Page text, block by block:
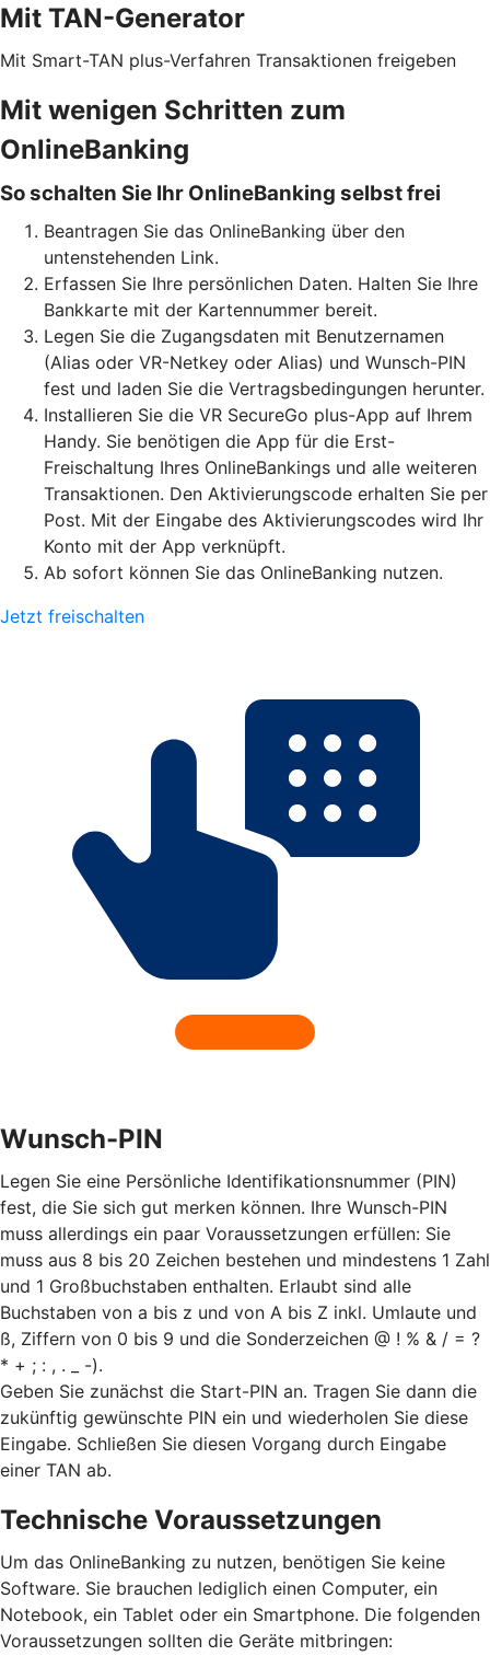
Mit TAN-Generator
Mit Smart-TAN plus-Verfahren Transaktionen freigeben
Mit wenigen Schritten zum
OnlineBanking
So schalten Sie Ihr OnlineBanking selbst frei
Beantragen Sie das OnlineBanking über den
untenstehenden Link.
Erfassen Sie Ihre persönlichen Daten. Halten Sie Ihre
Bankkarte mit der Kartennummer bereit.
Legen Sie die Zugangsdaten mit Benutzernamen
(Alias oder VR-Netkey oder Alias) und Wunsch-PIN
fest und laden Sie die Vertragsbedingungen herunter.
Installieren Sie die VR SecureGo plus-App auf Ihrem
Handy. Sie benötigen die App für die Erst-
Freischaltung Ihres OnlineBankings und alle weiteren
Transaktionen. Den Aktivierungscode erhalten Sie per
Post. Mit der Eingabe des Aktivierungscodes wird Ihr
Konto mit der App verknüpft.
Ab sofort können Sie das OnlineBanking nutzen.
Jetzt freischalten
Wunsch-PIN
Legen Sie eine Persönliche Identifikationsnummer (PIN)
fest, die Sie sich gut merken können. Ihre Wunsch-PIN
muss allerdings ein paar Voraussetzungen erfüllen: Sie
muss aus 8 bis 20 Zeichen bestehen und mindestens 1 Zahl
und 1 Großbuchstaben enthalten. Erlaubt sind alle
Buchstaben von a bis z und von A bis Z inkl. Umlaute und
ß, Ziffern von 0 bis 9 und die Sonderzeichen @ ! % & / = ?
* + ; : , . _ -).
Geben Sie zunächst die Start-PIN an. Tragen Sie dann die
zukünftig gewünschte PIN ein und wiederholen Sie diese
Eingabe. Schließen Sie diesen Vorgang durch Eingabe
einer TAN ab.
Technische Voraussetzungen
Um das OnlineBanking zu nutzen, benötigen Sie keine
Software. Sie brauchen lediglich einen Computer, ein
Notebook, ein Tablet oder ein Smartphone. Die folgenden
Voraussetzungen sollten die Geräte mitbringen: